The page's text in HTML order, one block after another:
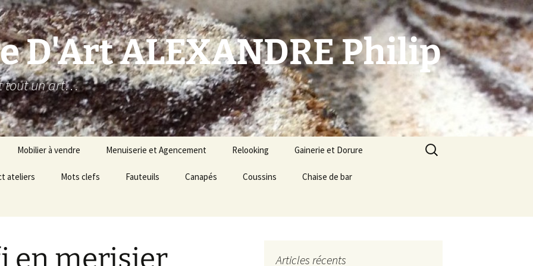
D'Art ALEXANDRE Philip
tout un art…
Mobiliers Européens
Mobilier à vendre
Scelette en bois de
Menuiserie et Agencement
Portes d’entrée double
Volets en bois exotique
et panneaux hydrofuge
Relooking
Poussette Epoque 1940
Gainerie et Dorure
ateliers Mots clefs Fauteuils Canapés Coussins Chaise de bar
Rechercher :
en merisier
Articles récents